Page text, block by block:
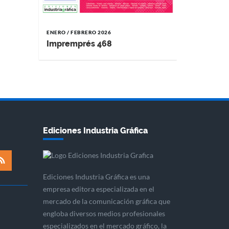
ENERO / FEBRERO 2026
Impremprés 468
Ediciones Industria Gráfica
Ediciones Industria Gráfica es una
empresa editora especializada en el
mercado de la comunicación gráfica que
engloba diversos medios profesionales
especializados en el mercado gráfico, la